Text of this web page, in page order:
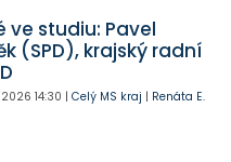
ve studiu: Pavel
(SPD), krajský radní
14:30 | Celý MS kraj | Renáta E.